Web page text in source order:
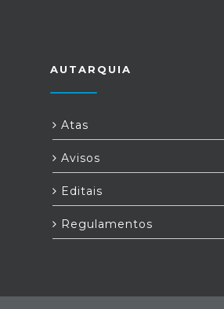
AUTARQUIA
Atas
Avisos
Editais
Regulamentos